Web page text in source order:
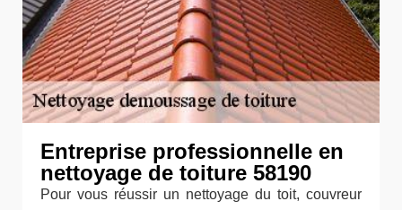
Entreprise professionnelle en
nettoyage de toiture 58190
Pour vous réussir un nettoyage du toit, couvreur